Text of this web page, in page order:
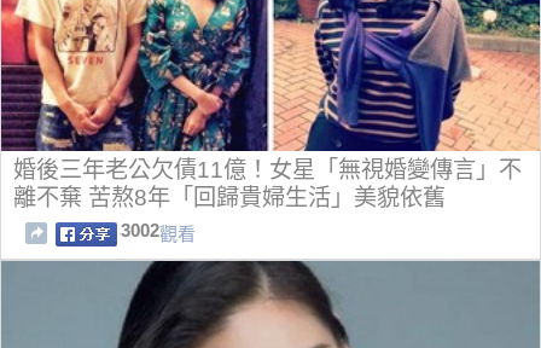
婚後三年老公欠債11億！女星「無視婚變傳言」不
離不棄 苦熬8年「回歸貴婦生活」美貌依舊
3002觀看